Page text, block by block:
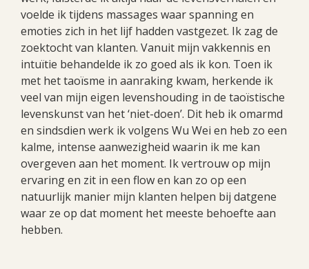
voelde ik tijdens massages waar spanning en
emoties zich in het lijf hadden vastgezet. Ik zag de
zoektocht van klanten. Vanuit mijn vakkennis en
intuïtie behandelde ik zo goed als ik kon. Toen ik
met het taoïsme in aanraking kwam, herkende ik
veel van mijn eigen levenshouding in de taoïstische
levenskunst van het ‘niet-doen’. Dit heb ik omarmd
en sindsdien werk ik volgens Wu Wei en heb zo een
kalme, intense aanwezigheid waarin ik me kan
overgeven aan het moment. Ik vertrouw op mijn
ervaring en zit in een flow en kan zo op een
natuurlijk manier mijn klanten helpen bij datgene
waar ze op dat moment het meeste behoefte aan
hebben.